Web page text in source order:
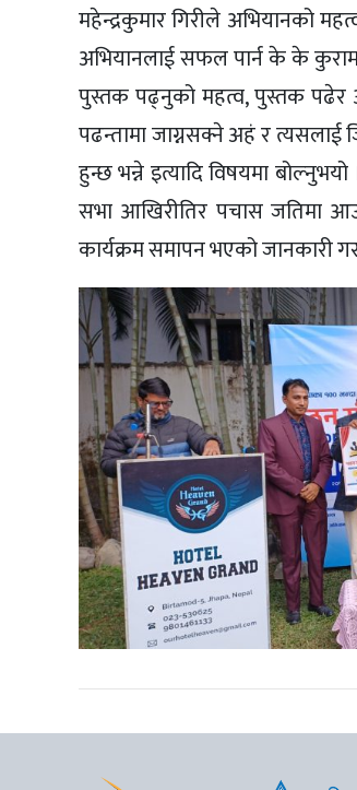
महेन्द्रकुमार गिरीले अभियानको
अभियानलाई सफल पार्न के के
पुस्तक पढ्नुको महत्व, पुस्तक पढेर
पढन्तामा जाग्नसक्ने अहं र त्यसलाई
हुन्छ भन्ने इत्यादि विषयमा
सभा आखिरीतिर पचास जतिमा
कार्यक्रम समापन भएको जानकारी